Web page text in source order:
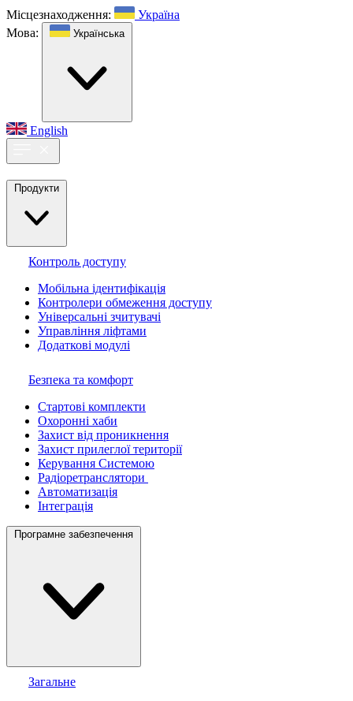
Місцезнаходження:
Україна
Мова:
Українська
English
Продукти
Контроль доступу
Мобільна ідентифікація
Контролери обмеження доступу
Універсальні зчитувачі
Управління ліфтами
Додаткові модулі
Безпека та комфорт
Стартові комплекти
Охоронні хаби
Захист від проникнення
Захист прилеглої території
Керування Системою
Радіоретранслятори
Автоматизація
Інтеграція
Програмне забезпечення
Загальне